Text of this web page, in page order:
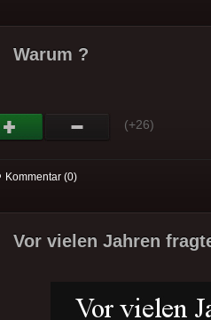
Warum ?
(+26)
Kommentar (0)
Vor vielen Jahren